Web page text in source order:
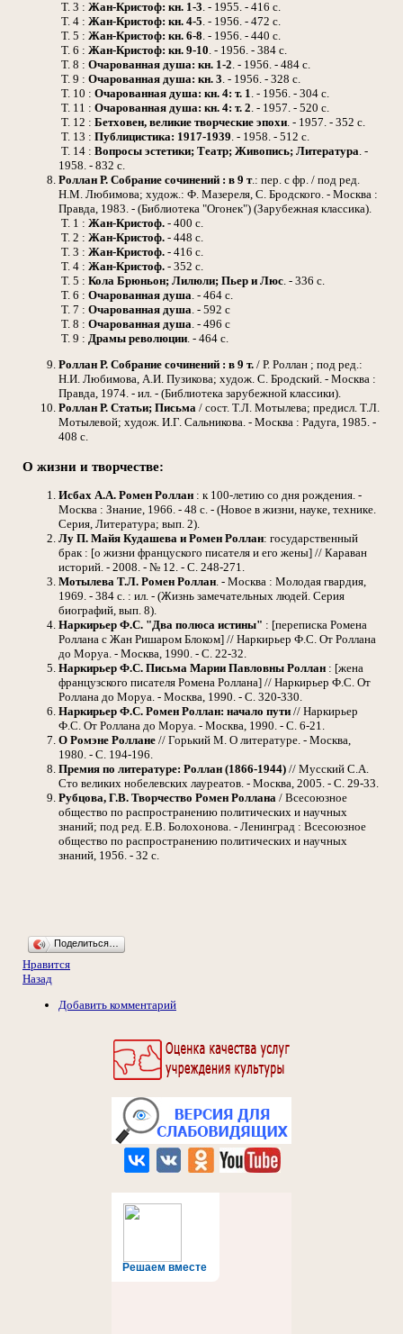
Решаем вместе
Т. 3 : Жан-Кристоф: кн. 1-3. - 1955. - 416 с.
Т. 4 : Жан-Кристоф: кн. 4-5. - 1956. - 472 с.
Т. 5 : Жан-Кристоф: кн. 6-8. - 1956. - 440 с.
Т. 6 : Жан-Кристоф: кн. 9-10. - 1956. - 384 с.
Т. 8 : Очарованная душа: кн. 1-2. - 1956. - 484 с.
Т. 9 : Очарованная душа: кн. 3. - 1956. - 328 с.
Т. 10 : Очарованная душа: кн. 4: т. 1. - 1956. - 304 с.
Т. 11 : Очарованная душа: кн. 4: т. 2. - 1957. - 520 с.
Т. 12 : Бетховен, великие творческие эпохи. - 1957. - 352 с.
Т. 13 : Публицистика: 1917-1939. - 1958. - 512 с.
Т. 14 : Вопросы эстетики; Театр; Живопись; Литература. -
1958. - 832 с.
Роллан Р. Собрание сочинений : в 9 т.: пер. с фр. / под ред.
Н.М. Любимова; худож.: Ф. Мазереля, С. Бродского. - Москва :
Правда, 1983. - (Библиотека "Огонек") (Зарубежная классика).
Т. 1 : Жан-Кристоф. - 400 с.
Т. 2 : Жан-Кристоф. - 448 с.
Т. 3 : Жан-Кристоф. - 416 с.
Т. 4 : Жан-Кристоф. - 352 с.
Т. 5 : Кола Брюньон; Лилюли; Пьер и Люс. - 336 с.
Т. 6 : Очарованная душа. - 464 с.
Т. 7 : Очарованная душа. - 592 с
Т. 8 : Очарованная душа. - 496 с
Т. 9 : Драмы революции. - 464 с.
Роллан Р. Собрание сочинений : в 9 т. / Р. Роллан ; под ред.:
Н.И. Любимова, А.И. Пузикова; худож. С. Бродский. - Москва :
Правда, 1974. - ил. - (Библиотека зарубежной классики).
Роллан Р. Статьи; Письма / сост. Т.Л. Мотылева; предисл. Т.Л.
Мотылевой; худож. И.Г. Сальникова. - Москва : Радуга, 1985. -
408 с.
О жизни и творчестве:
Исбах А.А. Ромен Роллан : к 100-летию со дня рождения. -
Москва : Знание, 1966. - 48 с. - (Новое в жизни, науке, технике.
Серия, Литература; вып. 2).
Лу П. Майя Кудашева и Ромен Роллан: государственный
брак : [о жизни француского писателя и его жены] // Караван
историй. - 2008. - № 12. - С. 248-271.
Мотылева Т.Л. Ромен Роллан . - Москва : Молодая гвардия,
1969. - 384 с. : ил. - (Жизнь замечательных людей. Серия
биографий, вып. 8).
Наркирьер Ф.С. "Два полюса истины" : [переписка Ромена
Роллана с Жан Ришаром Блоком] // Наркирьер Ф.С. От Роллана
до Моруа. - Москва, 1990. - С. 22-32.
Наркирьер Ф.С. Письма Марии Павловны Роллан : [жена
французского писателя Ромена Роллана] // Наркирьер Ф.С. От
Роллана до Моруа. - Москва, 1990. - С. 320-330.
Наркирьер Ф.С. Ромен Роллан: начало пути // Наркирьер
Ф.С. От Роллана до Моруа. - Москва, 1990. - С. 6-21.
О Ромэне Роллане // Горький М. О литературе. - Москва,
1980. - С. 194-196.
Премия по литературе: Роллан (1866-1944) // Мусский С.А.
Сто великих нобелевских лауреатов. - Москва, 2005. - С. 29-33.
Рубцова, Г.В. Творчество Ромен Роллана / Всесоюзное
общество по распространению политических и научных
знаний; под ред. Е.В. Болохонова. - Ленинград : Всесоюзное
общество по распространению политических и научных
знаний, 1956. - 32 с.
Поделиться…
Нравится
Назад
Добавить комментарий